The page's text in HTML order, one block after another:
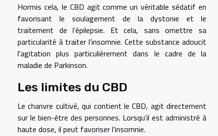
Hormis cela, le CBD agit comme un véritable sédatif en
favorisant le soulagement de la dystonie et le
traitement de l’épilepsie. Et cela, sans omettre sa
particularité à traiter l’insomnie. Cette substance adoucit
l'agitation plus particulièrement dans le cadre de la
maladie de Parkinson.
Les limites du CBD
Le chanvre cultivé, qui contient le CBD, agit directement
sur le bien-être des personnes. Lorsqu’il est administré à
haute dose, il peut favoriser l’insomnie.